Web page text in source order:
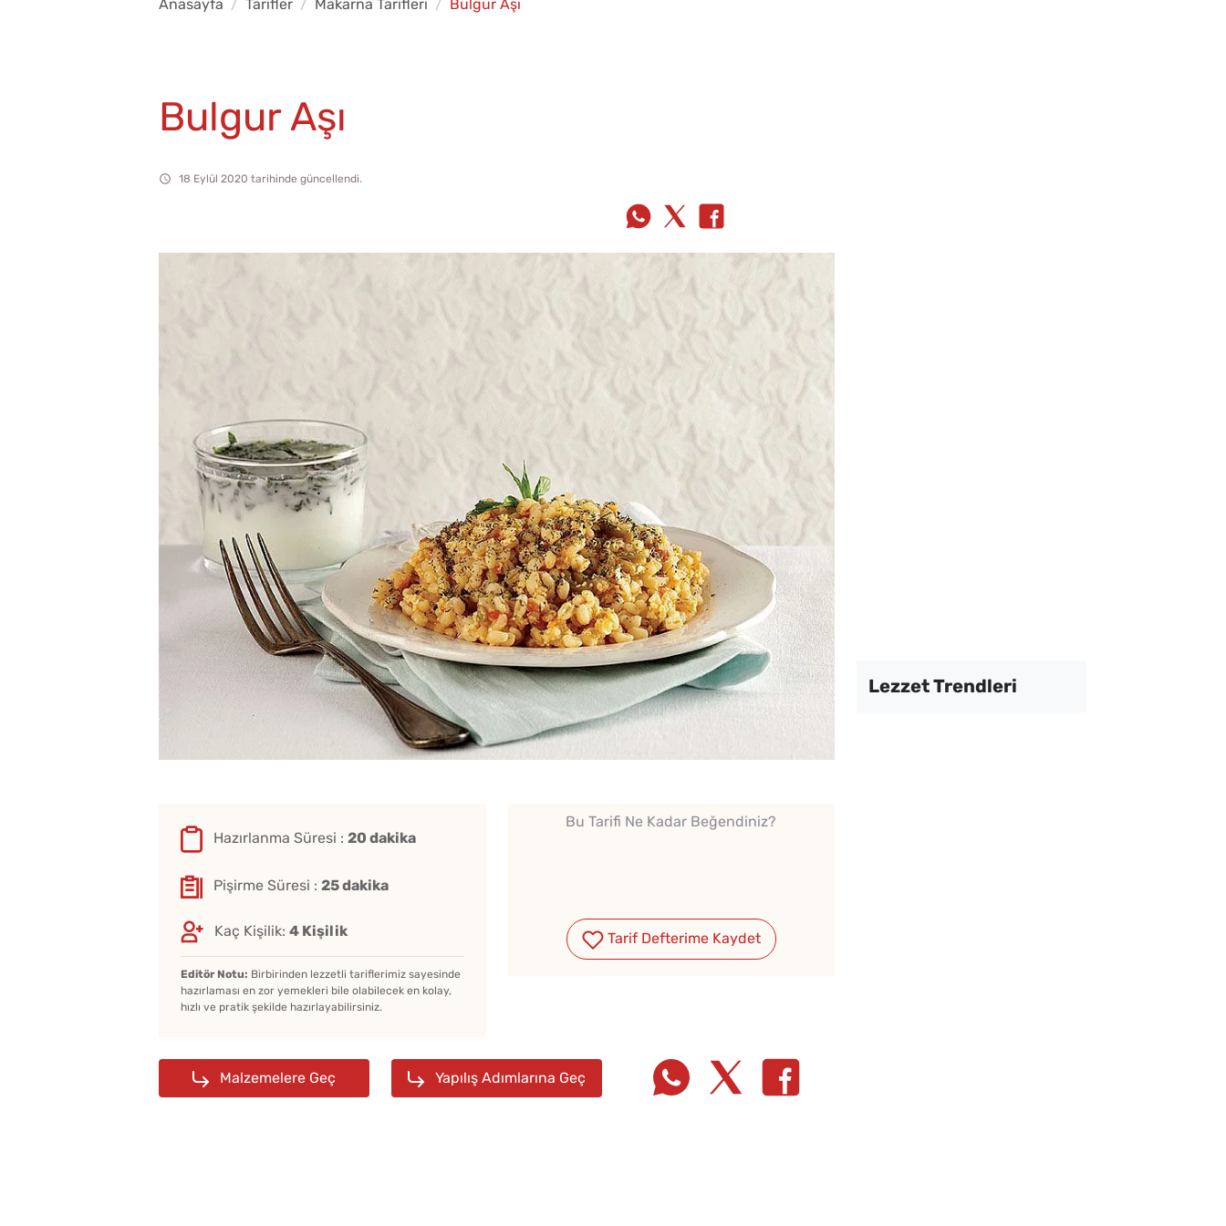
Anasayfa Tarifler Makarna Tarifleri Bulgur Aşı
Bulgur Aşı
18 Eylül 2020 tarihinde güncellendi.
Hazırlanma Süresi : 20 dakika
Pişirme Süresi : 25 dakika
Kaç Kişilik: 4 Kişilik
Editör Notu: Birbirinden lezzetli tariflerimiz sayesinde
hazırlaması en zor yemekleri bile olabilecek en kolay,
hızlı ve pratik şekilde hazırlayabilirsiniz.
Bu Tarifi Ne Kadar Beğendiniz?
Tarif Defterime Kaydet
Malzemelere Geç Yapılış Adımlarına Geç